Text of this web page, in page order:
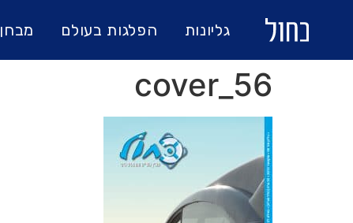
גליונות הפלגות בעולם
56_cover